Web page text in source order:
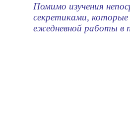
Помимо изучения
секретиками,
ежедневной работы в